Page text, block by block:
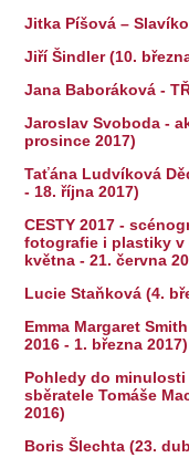
Jitka Píšová –
Jiří Šindler (10.
Jana Baboráková -
Jaroslav Svoboda -
prosince 2017)
Taťána Ludvíková
- 18. října 2017)
CESTY 2017 -
fotografie i plastiky v
května - 21. června
Lucie Staňková (4.
Emma Margaret
2016 - 1. března 2017)
Pohledy do
sběratele Tomáše
2016)
Boris Šlechta (23.